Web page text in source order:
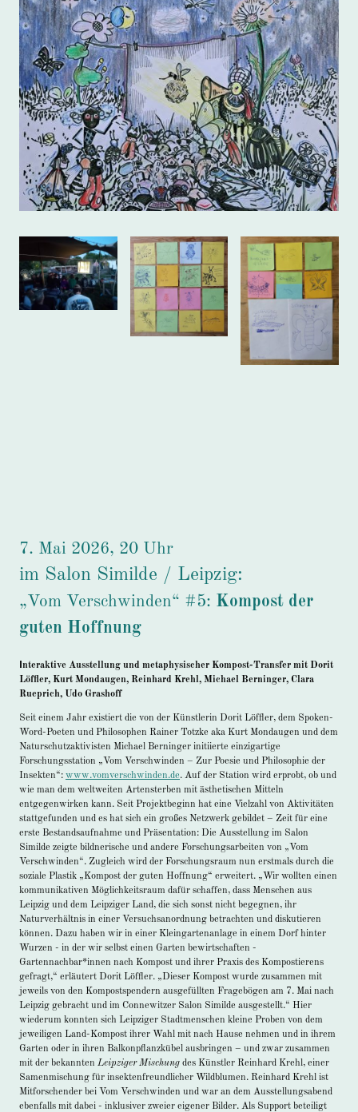
7. Mai 2026, 20 Uhr
im Salon Similde / Leipzig:
„Vom Verschwinden“ #5: Kompost der
guten Hoffnung
Interaktive Ausstellung und metaphysischer Kompost-Transfer mit Dorit
Löffler, Kurt Mondaugen, Reinhard Krehl, Michael Berninger, Clara
Rueprich, Udo Grashoff
Seit einem Jahr existiert die von der Künstlerin Dorit Löffler, dem Spoken-
Word-Poeten und Philosophen Rainer Totzke aka Kurt Mondaugen und dem
Naturschutzaktivisten Michael Berninger initiierte einzigartige
Forschungsstation „Vom Verschwinden – Zur Poesie und Philosophie der
Insekten“: www.vomverschwinden.de. Auf der Station wird erprobt, ob und
wie man dem weltweiten Artensterben mit ästhetischen Mitteln
entgegenwirken kann. Seit Projektbeginn hat eine Vielzahl von Aktivitäten
stattgefunden und es hat sich ein großes Netzwerk gebildet – Zeit für eine
erste Bestandsaufnahme und Präsentation: Die Ausstellung im Salon
Similde zeigte bildnerische und andere Forschungsarbeiten von „Vom
Verschwinden“. Zugleich wird der Forschungsraum nun erstmals durch die
soziale Plastik „Kompost der guten Hoffnung“ erweitert. „Wir wollten einen
kommunikativen Möglichkeitsraum dafür schaffen, dass Menschen aus
Leipzig und dem Leipziger Land, die sich sonst nicht begegnen, ihr
Naturverhältnis in einer Versuchsanordnung betrachten und diskutieren
können. Dazu haben wir in einer Kleingartenanlage in einem Dorf hinter
Wurzen - in der wir selbst einen Garten bewirtschaften -
Gartennachbar*innen nach Kompost und ihrer Praxis des Kompostierens
gefragt,“ erläutert Dorit Löffler. „Dieser Kompost wurde zusammen mit
jeweils von den Kompostspendern ausgefüllten Fragebögen am 7. Mai nach
Leipzig gebracht und im Connewitzer Salon Similde ausgestellt.“ Hier
wiederum konnten sich Leipziger Stadtmenschen kleine Proben von dem
jeweiligen Land-Kompost ihrer Wahl mit nach Hause nehmen und in ihrem
Garten oder in ihren Balkonpflanzkübel ausbringen – und zwar zusammen
mit der bekannten Leipziger Mischung des Künstler Reinhard Krehl, einer
Samenmischung für insektenfreundlicher Wildblumen. Reinhard Krehl ist
Mitforschender bei Vom Verschwinden und war an dem Ausstellungsabend
ebenfalls mit dabei - inklusiver zweier eigener Bilder. Als Support beteiligt